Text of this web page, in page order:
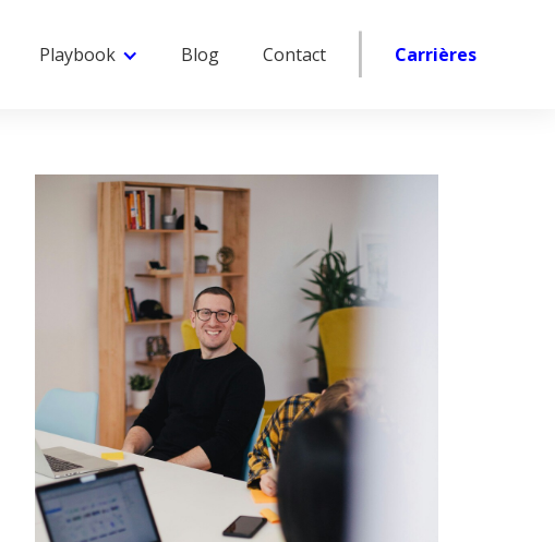
Playbook Blog Contact | Carrières